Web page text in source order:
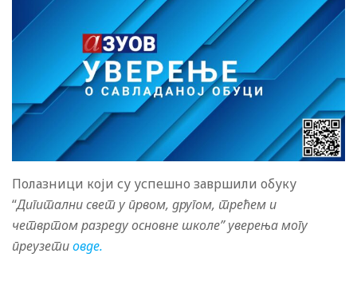
Полазници који су успешно завршили обуку
“Дигитални свет у првом, другом, трећем и
четвртом разреду основне школе” уверења могу
преузетиовде.